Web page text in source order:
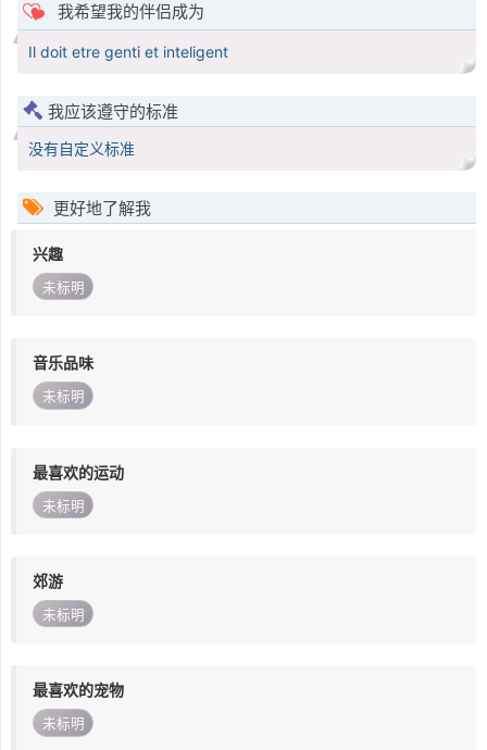
我希望我的伴侣成为
Il doit etre genti et inteligent
我应该遵守的标准
没有自定义标准
更好地了解我
兴趣
未标明
音乐品味
未标明
最喜欢的运动
未标明
郊游
未标明
最喜欢的宠物
未标明